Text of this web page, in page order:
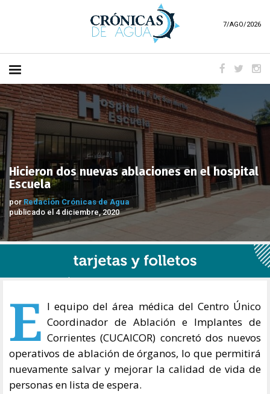
7/AGO/2026
Hicieron dos nuevas ablaciones en el hospital
Escuela
porRedación Crónicas de Agua
publicado el 4 diciembre, 2020
E l equipo del área médica del Centro Único
Coordinador de Ablación e Implantes de
Corrientes (CUCAICOR) concretó dos nuevos
operativos de ablación de órganos, lo que permitirá
nuevamente salvar y mejorar la calidad de vida de
personas en lista de espera.